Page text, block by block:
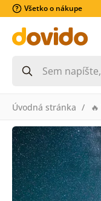
Všetko o nákupe
Úvodná stránka